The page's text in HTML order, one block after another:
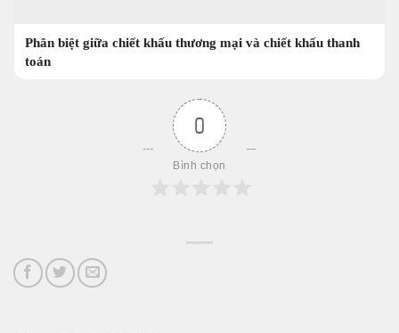
Phân biệt giữa chiết khấu thương mại và chiết khấu thanh
toán
0
Bình chọn